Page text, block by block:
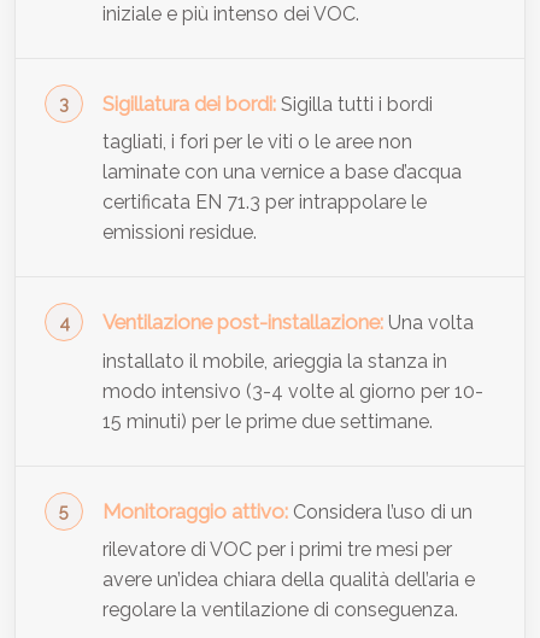
iniziale e più intenso dei VOC.
Sigillatura dei bordi: Sigilla tutti i bordi
tagliati, i fori per le viti o le aree non
laminate con una vernice a base d’acqua
certificata EN 71.3 per intrappolare le
emissioni residue.
Ventilazione post-installazione: Una volta
installato il mobile, arieggia la stanza in
modo intensivo (3-4 volte al giorno per 10-
15 minuti) per le prime due settimane.
Monitoraggio attivo: Considera l’uso di un
rilevatore di VOC per i primi tre mesi per
avere un’idea chiara della qualità dell’aria e
regolare la ventilazione di conseguenza.